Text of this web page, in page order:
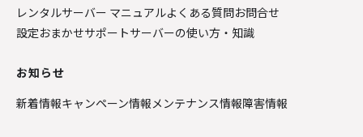
レンタルサーバー マニュアルよくある質問お問合せ
設定おまかせサポートサーバーの使い方・知識
お知らせ
新着情報キャンペーン情報メンテナンス情報障害情報